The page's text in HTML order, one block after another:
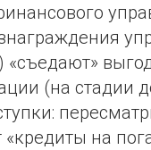
(на стадии
на